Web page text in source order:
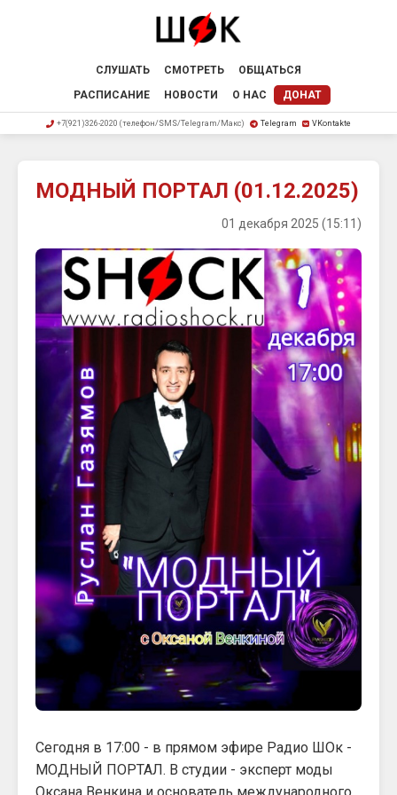
СЛУШАТЬ СМОТРЕТЬ
ОБЩАТЬСЯ
РАСПИСАНИЕ
НОВОСТИ О НАС ДОНАТ
+7(921)326-2020 (телефон/SMS/Telegram/Макс) Telegram VKontakte
МОДНЫЙ ПОРТАЛ (01.12.2025)
01 декабря 2025 (15:11)
Сегодня в 17:00 - в прямом эфире Радио ШОк -
МОДНЫЙ ПОРТАЛ. В студии - эксперт моды